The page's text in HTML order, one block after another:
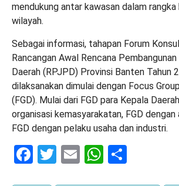
mendukung antar kawasan dalam
wilayah.
Sebagai informasi, tahapan Forum
Rancangan Awal Rencana
Daerah (RPJPD) Provinsi Banten Tahun
dilaksanakan dimulai dengan Focus
(FGD). Mulai dari FGD para Kepala
organisasi kemasyarakatan, FGD
FGD dengan pelaku usaha dan industri.
Facebook
Twitter
EmailWhatsApp